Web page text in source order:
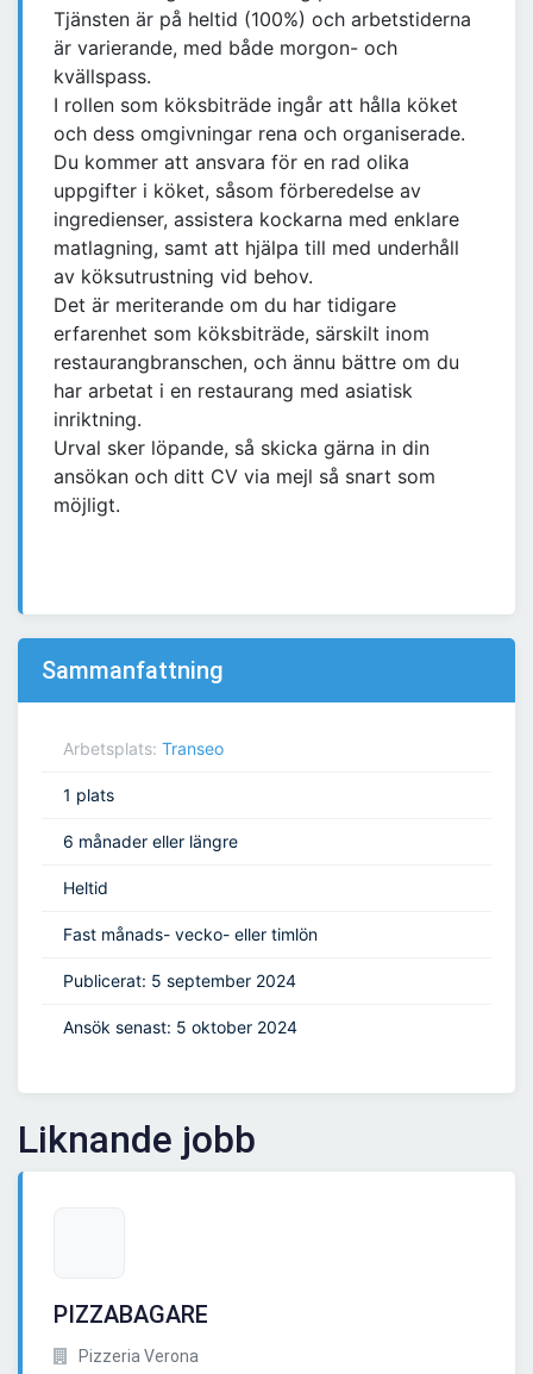
Tjänsten är på heltid (100%) och arbetstiderna
är varierande, med både morgon- och
kvällspass.
I rollen som köksbiträde ingår att hålla köket
och dess omgivningar rena och organiserade.
Du kommer att ansvara för en rad olika
uppgifter i köket, såsom förberedelse av
ingredienser, assistera kockarna med enklare
matlagning, samt att hjälpa till med underhåll
av köksutrustning vid behov.
Det är meriterande om du har tidigare
erfarenhet som köksbiträde, särskilt inom
restaurangbranschen, och ännu bättre om du
har arbetat i en restaurang med asiatisk
inriktning.
Urval sker löpande, så skicka gärna in din
ansökan och ditt CV via mejl så snart som
möjligt.
Sammanfattning
Arbetsplats: Transeo
1 plats
6 månader eller längre
Heltid
Fast månads- vecko- eller timlön
Publicerat: 5 september 2024
Ansök senast: 5 oktober 2024
Liknande jobb
PIZZABAGARE
Pizzeria Verona